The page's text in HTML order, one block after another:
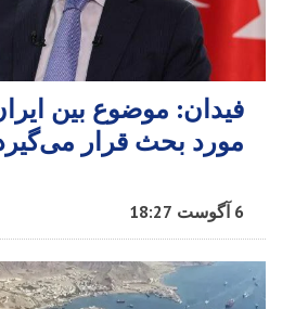
فیدان: موضوع بین
مورد بحث قرار
6 آگوست 18:27